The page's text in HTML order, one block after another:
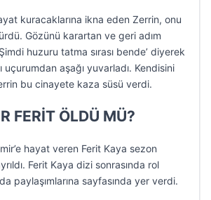
kuracaklarına ikna eden Zerrin, onu
Gözünü karartan ve geri adım
huzuru tatma sırası bende’ diyerek
uçurumdan aşağı yuvarladı. Kendisini
bu cinayete kaza süsü verdi.
FERİT ÖLDÜ MÜ?
hayat veren Ferit Kaya sezon
Ferit Kaya dizi sonrasında rol
paylaşımlarına sayfasında yer verdi.